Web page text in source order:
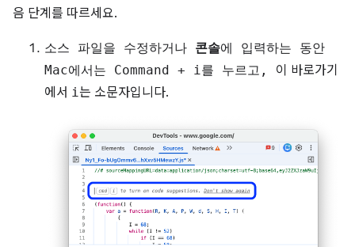
음 단계를 따르세요.
소스 파일을 수정하거나 콘솔에 입력하는 동안
Mac에서는 Command + i를 누르고, 이 바로가기
에서 i는 소문자입니다.